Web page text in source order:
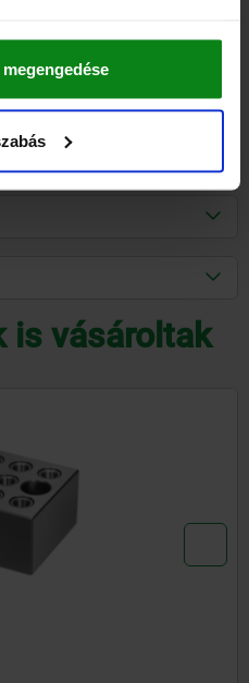
is vásároltak
M alak